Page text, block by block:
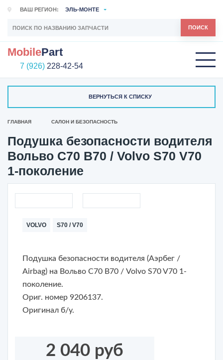
ВАШ РЕГИОН: ЭЛЬ-МОНТЕ
ПОИСК
MobilePart
7 (926) 228-42-54
ВЕРНУТЬСЯ К СПИСКУ
ГЛАВНАЯ САЛОН И БЕЗОПАСНОСТЬ
Подушка безопасности водителя
Вольво С70 В70 / Volvo S70 V70
1-поколение
VOLVO S70 / V70
Подушка безопасности водителя (Аэрбег /
Airbag) на Вольво С70 В70 / Volvo S70 V70 1-
поколение.
Ориг. номер 9206137.
Оригинал б/у.
2 040 руб